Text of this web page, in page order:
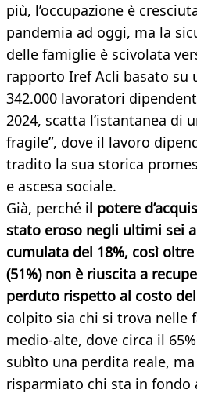
più, l’occupazione è
pandemia ad oggi, ma la
delle famiglie è scivolata
rapporto Iref Acli basato su
342.000 lavoratori
2024, scatta l’istantanea di
fragile”, dove il lavoro
tradito la sua storica
e ascesa sociale.
Già, perché il potere
stato eroso negli ultimi sei
cumulata del 18%, così
(51%) non è riuscita a
perduto rispetto al costo
colpito sia chi si trova nelle
medio-alte, dove circa il
subìto una perdita reale,
risparmiato chi sta in fondo